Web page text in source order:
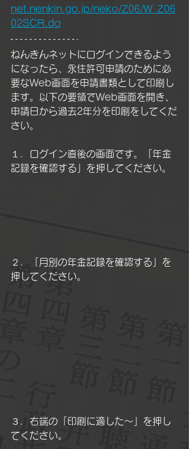
net.nenkin.go.jp/neko/Z06/W_Z06
02SCR.do
ねんきんネットにログインできるよう
になったら、永住許可申請のために必
要なWeb画面を申請書類として印刷し
ます。以下の要領でWeb画面を開き、
申請日から過去2年分を印刷をしてくだ
さい。
１．ログイン直後の画面です。「年金
記録を確認する」を押してください。
２．「月別の年金記録を確認する」を
押してください。
３．右端の「印刷に適した～」を押し
てください。